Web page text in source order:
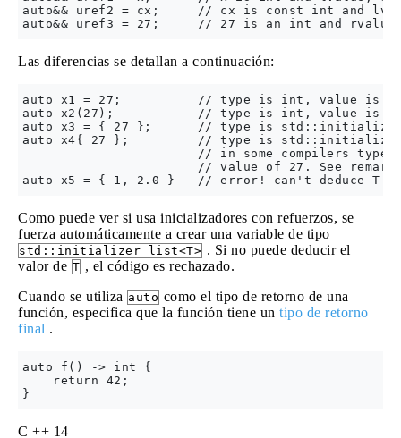
auto&& uref2 = cx;     // cx is const int and
Las diferencias se detallan a continuación:
auto x1 = 27;          // type is int, value is
auto x2(27);           // type is int, value is
auto x3 = { 27 };      // type is
auto x4{ 27 };         // type is
// in some compilers type
// value of 27. See
Como puede ver si usa inicializadores con refuerzos, se
fuerza automáticamente a crear una variable de tipo
std::initializer_list<T> . Si no puede deducir el
valor de T , el código es rechazado.
Cuando se utiliza auto como el tipo de retorno de una
función, especifica que la función tiene un tipo de retorno
final .
auto f() -> int {
    return 42;
C ++ 14